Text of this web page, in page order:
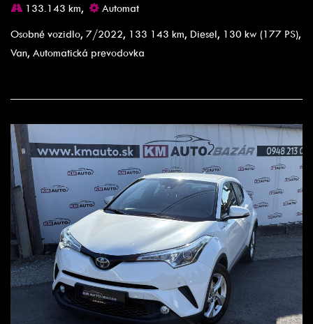
133.143 km,
Automat
Osobné vozidlo, 7/2022, 133 143 km, Diesel, 130 kw (177 PS),
Van, Automatická prevodovka